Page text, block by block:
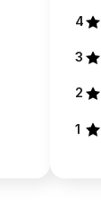
4
3
2
1